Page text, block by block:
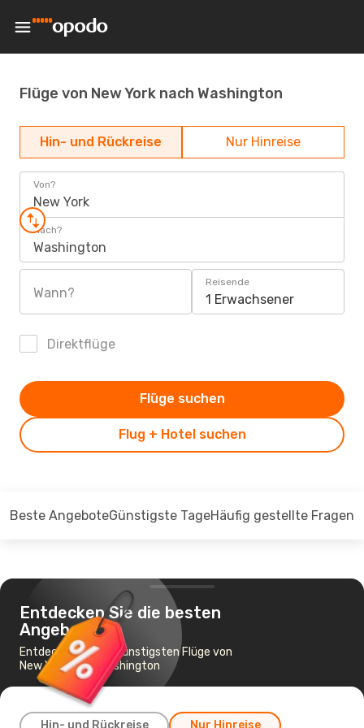
Flüge von New York nach Washington
Hin- und Rückreise Nur Hinreise
Von?
New York
Nach?
Washington
Wann?
Reisende
1 Erwachsener
Direktflüge
Flug + Hotel suchen
Flüge suchen
Beste AngeboteGünstigste TageHäufig gestellte Fragen
Entdecken Sie die besten
Angebote
Entdecken Sie die günstigsten Flüge von
New York nach Washington
Hin- und Rückreise Nur Hinreise